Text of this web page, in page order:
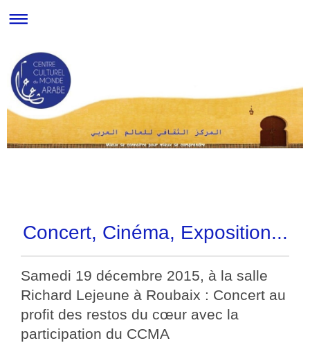
Concert, Cinéma, Exposition...
Samedi 19 décembre 2015, à la salle
Richard Lejeune à Roubaix : Concert au
profit des restos du cœur avec la
participation du CCMA